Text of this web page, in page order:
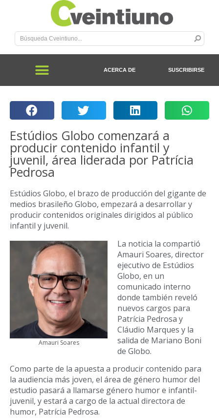
ACERCA DE SUSCRIBIRSE
Estúdios Globo comenzará a
producir contenido infantil y
juvenil, área liderada por Patrícia
Pedrosa
Estúdios Globo, el brazo de producción del gigante de
medios brasileño Globo, empezará a desarrollar y
producir contenidos originales dirigidos al público
infantil y juvenil.
Amauri Soares
La noticia la compartió
Amauri Soares, director
ejecutivo de Estúdios
Globo, en un
comunicado interno
donde también reveló
nuevos cargos para
Patrícia Pedrosa y
Cláudio Marques y la
salida de Mariano Boni
de Globo.
Como parte de la apuesta a producir contenido para
la audiencia más joven, el área de género humor del
estudio pasará a llamarse género humor e infantil-
juvenil, y estará a cargo de la actual directora de
humor, Patrícia Pedrosa.